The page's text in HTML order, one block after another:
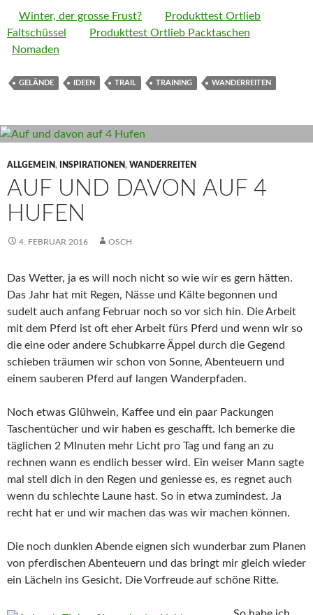
Winter, der grosse Frust?
Produkttest Ortlieb
Faltschüssel
Produkttest Ortlieb Packtaschen
Nomaden
GELÄNDE IDEEN TRAIL TRAINING WANDERREITEN
ALLGEMEIN, INSPIRATIONEN, WANDERREITEN
AUF UND DAVON AUF 4
HUFEN
4. FEBRUAR 2016 OSCH
Das Wetter, ja es will noch nicht so wie wir es gern hätten.
Das Jahr hat mit Regen, Nässe und Kälte begonnen und
sudelt auch anfang Februar noch so vor sich hin. Die Arbeit
mit dem Pferd ist oft eher Arbeit fürs Pferd und wenn wir so
die eine oder andere Schubkarre Äppel durch die Gegend
schieben träumen wir schon von Sonne, Abenteuern und
einem sauberen Pferd auf langen Wanderpfaden.
Noch etwas Glühwein, Kaffee und ein paar Packungen
Taschentücher und wir haben es geschafft. Ich bemerke die
täglichen 2 MInuten mehr Licht pro Tag und fang an zu
rechnen wann es endlich besser wird. Ein weiser Mann sagte
mal stell dich in den Regen und geniesse es, es regnet auch
wenn du schlechte Laune hast. So in etwa zumindest. Ja
recht hat er und wir machen das was wir machen können.
Die noch dunklen Abende eignen sich wunderbar zum Planen
von pferdischen Abenteuern und das bringt mir gleich wieder
ein Lächeln ins Gesicht. Die Vorfreude auf schöne Ritte.